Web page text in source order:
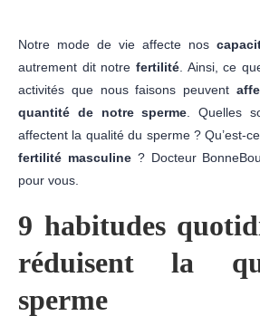
Notre mode de vie affecte nos
autrement dit notre fertilité. Ainsi, ce
activités que nous faisons peuvent
quantité de notre sperme. Quelles
affectent la qualité du sperme ? Qu’est-
fertilité masculine? Docteur
pour vous.
9 habitudes
réduisent la
sperme